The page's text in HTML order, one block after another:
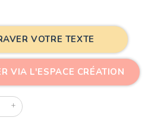
VOTRE TEXTE
VIA L'ESPACE CRÉATION
+